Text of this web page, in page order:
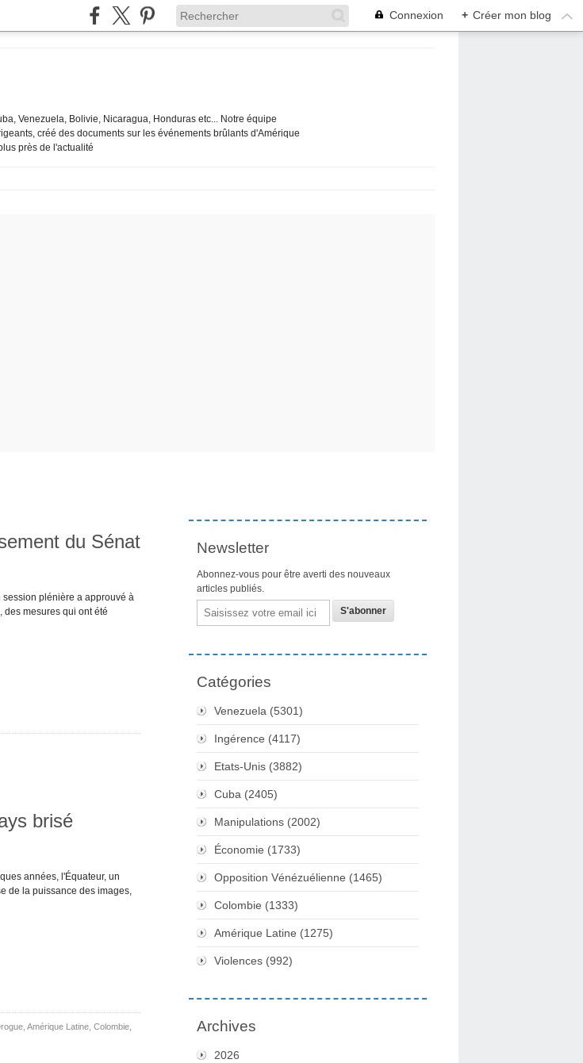
Connexion + Créer mon blog
Venezuela, Bolivie, Nicaragua, Honduras etc... Notre équipe
créé des documents sur les événements brûlants d'Amérique
près de l'actualité
du Sénat
plénière a approuvé à
des mesures qui ont été
brisé
années, l'Équateur, un
de la puissance des images,
Amérique Latine Colombie
Newsletter
Abonnez-vous pour être averti des nouveaux
articles publiés.
Email
Catégories
Venezuela (5301)
Ingérence (4117)
Etats-Unis (3882)
Cuba (2405)
Manipulations (2002)
Économie (1733)
Opposition Vénézuélienne (1465)
Colombie (1333)
Amérique Latine (1275)
Violences (992)
Archives
2026